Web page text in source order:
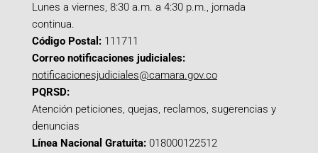
Lunes a viernes, 8:30 a.m. a 4:30 p.m., jornada
continua.
Código Postal: 111711
Correo notificaciones judiciales:
notificacionesjudiciales@camara.gov.co
PQRSD:
Atención peticiones, quejas, reclamos, sugerencias y
denuncias
Línea Nacional Gratuita: 018000122512